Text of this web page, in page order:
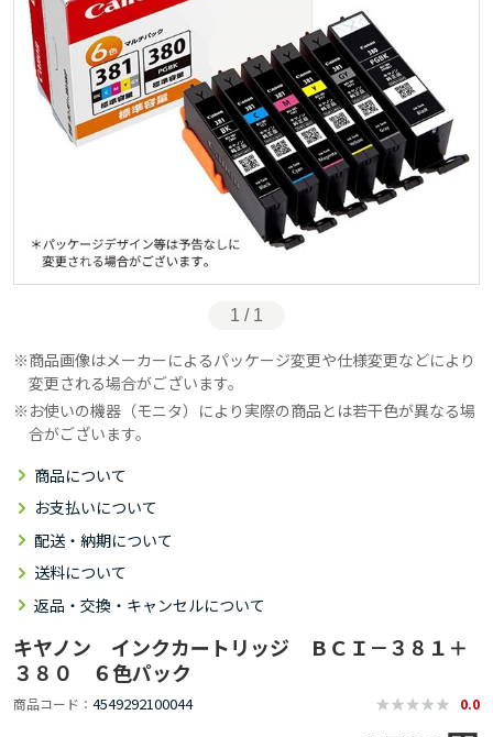
1 / 1
商品画像はメーカーによるパッケージ変更や仕様変更などにより
変更される場合がございます。
お使いの機器（モニタ）により実際の商品とは若干色が異なる場
合がございます。
商品について
お支払いについて
配送・納期について
送料について
返品・交換・キャンセルについて
キヤノン インクカートリッジ ＢＣＩ－３８１＋
３８０ ６色パック
商品コード 4549292100044 0.0